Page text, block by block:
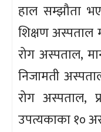
हाल सम्झौता
शिक्षण अस्पताल
रोग अस्पताल,
निजामती
रोग अस्पताल,
उपत्यकाका १०